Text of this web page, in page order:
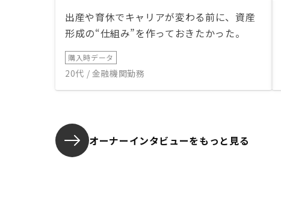
出産や育休でキャリアが変わる前に、資産
形成の“仕組み”を作っておきたかった。
購入時データ
20代 / 金融機関勤務
オーナーインタビューをもっと見る